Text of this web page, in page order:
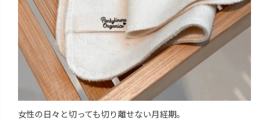
女性の日々と切っても切り離せない月経期。